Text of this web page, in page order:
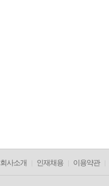
회사소개 인재채용 이용약관